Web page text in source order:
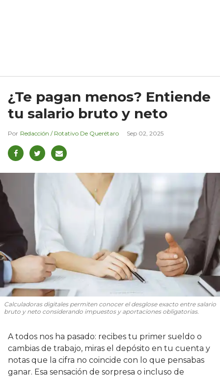
¿Te pagan menos? Entiende
tu salario bruto y neto
Redacción / Rotativo De Querétaro Sep 02, 2025
Calculadoras digitales permiten conocer el desglose exacto entre salario
bruto y neto considerando impuestos y aportaciones obligatorias.
A todos nos ha pasado: recibes tu primer sueldo o
cambias de trabajo, miras el depósito en tu cuenta y
notas que la cifra no coincide con lo que pensabas
ganar. Esa sensación de sorpresa o incluso de